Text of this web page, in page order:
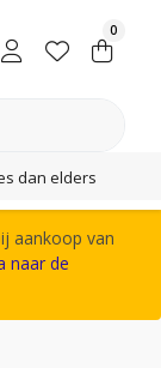
0
dan elders
aankoop van
naar de